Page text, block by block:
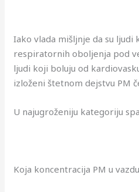
Iako vlada mišljnje da su ljudi
respiratornih oboljenja pod
ljudi koji boluju od
izloženi štetnom dejstvu PM
U najugroženiju kategoriju
Koja koncentracija PM u